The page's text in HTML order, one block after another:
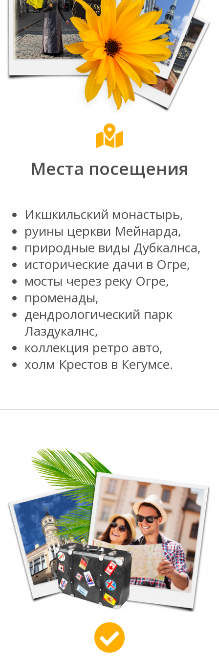
Места посещения
Икшкильский монастырь,
руины церкви Мейнарда,
природные виды Дубкалнса,
исторические дачи в Огре,
мосты через реку Огре,
променады,
дендрологический парк
Лаздукалнс,
коллекция ретро авто,
холм Крестов в Кегумсе.